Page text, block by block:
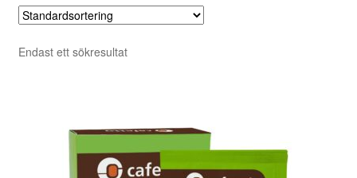
Butik
Blogg
Endast ett sökresultat